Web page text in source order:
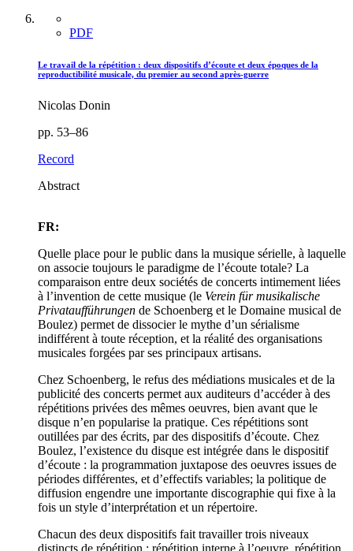
PDF
Le travail de la répétition : deux dispositifs d’écoute et deux époques de la
reproductibilité musicale, du premier au second après-guerre
Nicolas Donin
pp. 53–86
Record
Abstract
FR:
Quelle place pour le public dans la musique sérielle, à laquelle
on associe toujours le paradigme de l’écoute totale? La
comparaison entre deux sociétés de concerts intimement liées
à l’invention de cette musique (le Verein für musikalische
Privataufführungen de Schoenberg et le Domaine musical de
Boulez) permet de dissocier le mythe d’un sérialisme
indifférent à toute réception, et la réalité des organisations
musicales forgées par ses principaux artisans.
Chez Schoenberg, le refus des médiations musicales et de la
publicité des concerts permet aux auditeurs d’accéder à des
répétitions privées des mêmes oeuvres, bien avant que le
disque n’en popularise la pratique. Ces répétitions sont
outillées par des écrits, par des dispositifs d’écoute. Chez
Boulez, l’existence du disque est intégrée dans le dispositif
d’écoute : la programmation juxtapose des oeuvres issues de
périodes différentes, et d’effectifs variables; la politique de
diffusion engendre une importante discographie qui fixe à la
fois un style d’interprétation et un répertoire.
Chacun des deux dispositifs fait travailler trois niveaux